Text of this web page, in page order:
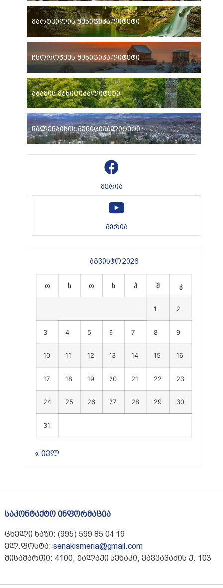
მარტვილის მუნიციპალიტეტი
ჩხოროწყუს მუნიციპალიტეტი
აბაშის მუნიციპალიტეტი
წალენჯიხის მუნიციპალიტეტი
მერია
მერია
აგვისტო 2026
ო ს ო ხ პ შ კ
1 2
3 4 5 6 7 8 9
10 11 12 13 14 15 16
17 18 19 20 21 22 23
24 25 26 27 28 29 30
31
« ივლ
საკონტაქტო ინფორმაცია
ცხელი ხაზი: (995) 599 85 04 19
ელ.ფოსტა: senakismeria@gmail.com
მისამართი: 4100, ქალაქი სენაკი, ჭავჭავაძის ქ. 103